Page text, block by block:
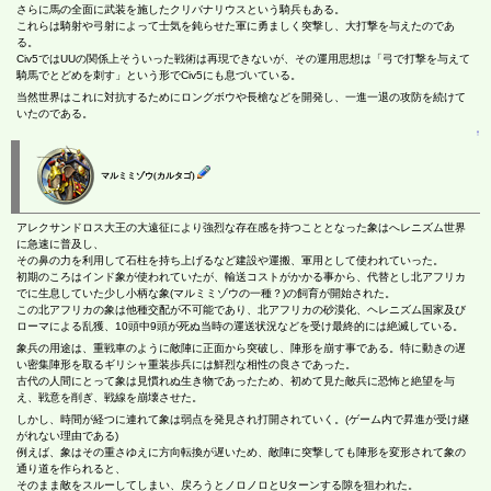
さらに馬の全面に武装を施したクリバナリウスという騎兵もある。
これらは騎射や弓射によって士気を鈍らせた軍に勇ましく突撃し、大打撃を与えたのであ
る。
Civ5ではUUの関係上そういった戦術は再現できないが、その運用思想は「弓で打撃を与えて
騎馬でとどめを刺す」という形でCiv5にも息づいている。
当然世界はこれに対抗するためにロングボウや長槍などを開発し、一進一退の攻防を続けて
いたのである。
↑
マルミミゾウ(カルタゴ)
アレクサンドロス大王の大遠征により強烈な存在感を持つこととなった象はへレニズム世界
に急速に普及し、
その鼻の力を利用して石柱を持ち上げるなど建設や運搬、軍用として使われていった。
初期のころはインド象が使われていたが、輸送コストがかかる事から、代替とし北アフリカ
でに生息していた少し小柄な象(マルミミゾウの一種？)の飼育が開始された。
この北アフリカの象は他種交配が不可能であり、北アフリカの砂漠化、ヘレニズム国家及び
ローマによる乱獲、10頭中9頭が死ぬ当時の運送状況などを受け最終的には絶滅している。
象兵の用途は、重戦車のように敵陣に正面から突破し、陣形を崩す事である。特に動きの遅
い密集陣形を取るギリシャ重装歩兵には鮮烈な相性の良さであった。
古代の人間にとって象は見慣れぬ生き物であったため、初めて見た敵兵に恐怖と絶望を与
え、戦意を削ぎ、戦線を崩壊させた。
しかし、時間が経つに連れて象は弱点を発見され打開されていく。(ゲーム内で昇進が受け継
がれない理由である)
例えば、象はその重さゆえに方向転換が遅いため、敵陣に突撃しても陣形を変形されて象の
通り道を作られると、
そのまま敵をスルーしてしまい、戻ろうとノロノロとUターンする隙を狙われた。